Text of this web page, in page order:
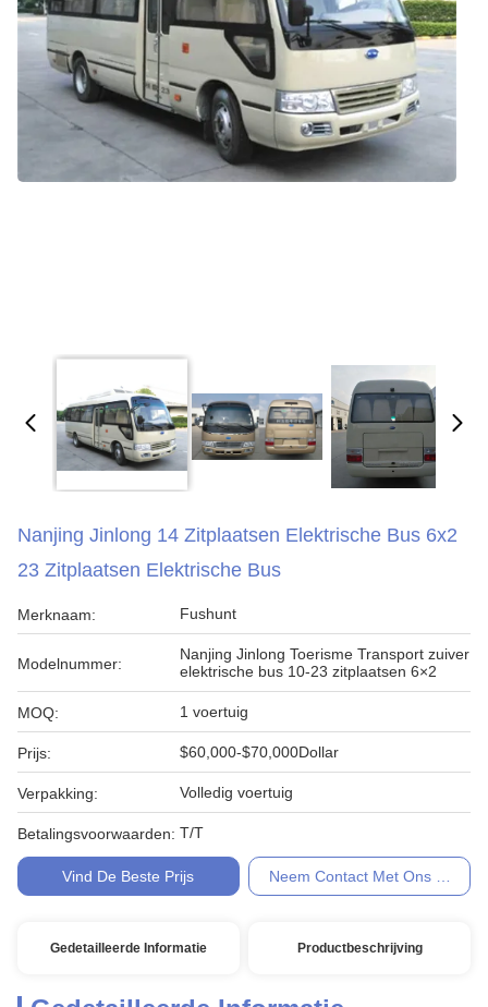
Nanjing Jinlong 14 Zitplaatsen Elektrische Bus 6x2
23 Zitplaatsen Elektrische Bus
Merknaam: Fushunt
Modelnummer:
Nanjing Jinlong Toerisme Transport zuiver
elektrische bus 10-23 zitplaatsen 6×2
MOQ: 1 voertuig
Prijs: $60,000-$70,000Dollar
Verpakking: Volledig voertuig
Betalingsvoorwaarden: T/T
Vind De Beste Prijs Neem Contact Met Ons Op
Gedetailleerde Informatie Productbeschrijving